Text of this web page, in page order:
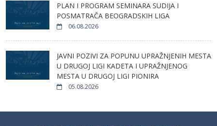
PLAN I PROGRAM SEMINARA SUDIJA I
POSMATRAČA BEOGRADSKIH LIGA
06.08.2026
JAVNI POZIVI ZA POPUNU UPRAŽNJENIH MESTA
U DRUGOJ LIGI KADETA I UPRAŽNJENOG
MESTA U DRUGOJ LIGI PIONIRA
05.08.2026